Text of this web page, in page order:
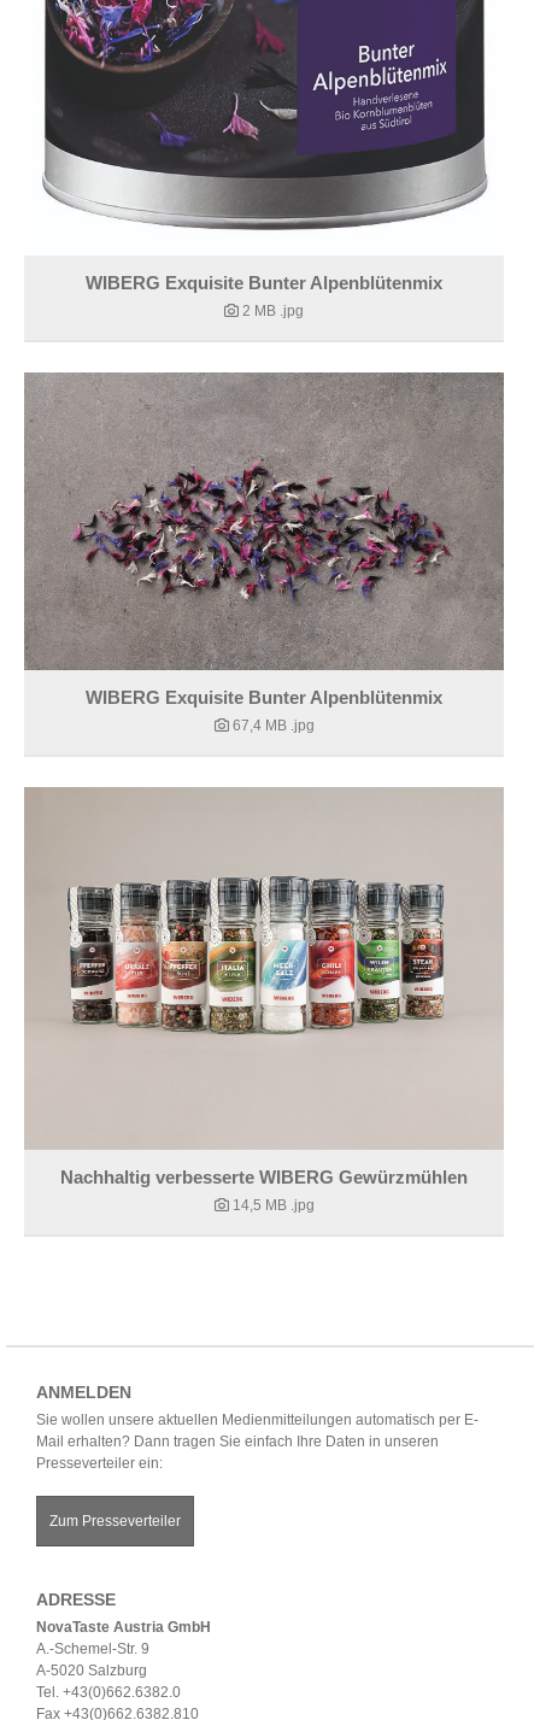
WIBERG Exquisite Bunter Alpenblütenmix
2 MB .jpg
WIBERG Exquisite Bunter Alpenblütenmix
67,4 MB .jpg
Nachhaltig verbesserte WIBERG Gewürzmühlen
14,5 MB .jpg
ANMELDEN
Sie wollen unsere aktuellen Medienmitteilungen automatisch per E-
Mail erhalten? Dann tragen Sie einfach Ihre Daten in unseren
Presseverteiler ein:
Zum Presseverteiler
ADRESSE
NovaTaste Austria GmbH
A.-Schemel-Str. 9
A-5020 Salzburg
Tel. +43(0)662.6382.0
Fax +43(0)662.6382.810